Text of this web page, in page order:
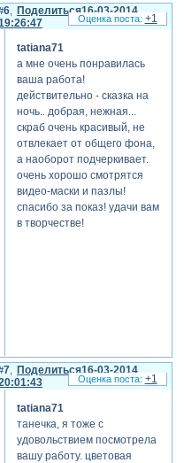
Поделиться
6
16-03-2014
tatiana71
а мне очень понравилась
ваша работа!
действительно - сказка на
ночь.. добрая, нежная...
скраб очень красивый, не
отвлекает от общего фона,
а наоборот подчеркивает.
очень хорошо смотрятся
видео-маски и пазлы!
спасибо за показ! удачи вам
в творчестве!
+1
Поделиться
7
16-03-2014
tatiana71
танечка, я тоже с
удовольствием посмотрела
вашу работу. цветовая
+1